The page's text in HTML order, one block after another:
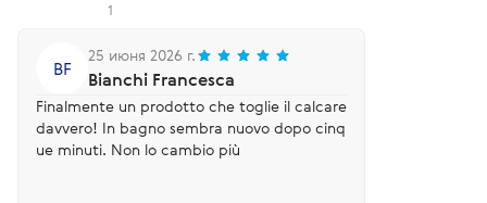
1
BF
25 июня 2026 г.
Bianchi Francesca
Finalmente un prodotto che toglie il calcare
davvero! In bagno sembra nuovo dopo cinq
ue minuti. Non lo cambio più